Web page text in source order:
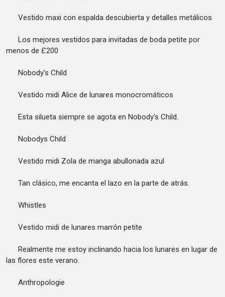
Vestido maxi con espalda descubierta y detalles metálicos
Los mejores vestidos para invitadas de boda petite por
menos de £200
Nobody's Child
Vestido midi Alice de lunares monocromáticos
Esta silueta siempre se agota en Nobody's Child.
Nobodys Child
Vestido midi Zola de manga abullonada azul
Tan clásico, me encanta el lazo en la parte de atrás.
Whistles
Vestido midi de lunares marrón petite
Realmente me estoy inclinando hacia los lunares en lugar de
las flores este verano.
Anthropologie